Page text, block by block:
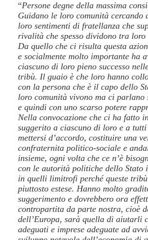
“Persone degne della massima
Guidano le loro comunità cercando
loro sentimenti di fratellanza che
rivalità che spesso dividono tra
Da quello che ci risulta questa
e socialmente molto importante ha
ciascuno di loro pieno successo
tribù. Il guaio è che loro hanno
con la persona che è il capo dello
loro comunità vivono ma ci parlano
e quindi con uno scarso potere
Nella convocazione che ci ha fatto
suggerito a ciascuno di loro e a
mettersi d’accordo, costituire una
confraternita politico-sociale e
insieme, ogni volta che ce n’è
con le autorità politiche dello Stato
in quelli limitrofi perché queste
piuttosto estese. Hanno molto
suggerimento e dovrebbero ora
contropartita da parte nostra, cioè
dell’Europa, sarà quella di aiutarli
adeguati e imprese adeguate ad